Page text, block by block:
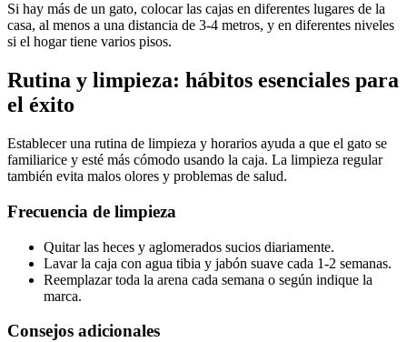
Si hay más de un gato, colocar las cajas en diferentes lugares de la
casa, al menos a una distancia de 3-4 metros, y en diferentes niveles
si el hogar tiene varios pisos.
Rutina y limpieza: hábitos esenciales para
el éxito
Establecer una rutina de limpieza y horarios ayuda a que el gato se
familiarice y esté más cómodo usando la caja. La limpieza regular
también evita malos olores y problemas de salud.
Frecuencia de limpieza
Quitar las heces y aglomerados sucios diariamente.
Lavar la caja con agua tibia y jabón suave cada 1-2 semanas.
Reemplazar toda la arena cada semana o según indique la
marca.
Consejos adicionales